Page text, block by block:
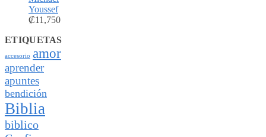
Youssef
₡11,750
ETIQUETAS
accesorio amor
aprender
apuntes
bendición
Biblia
biblico